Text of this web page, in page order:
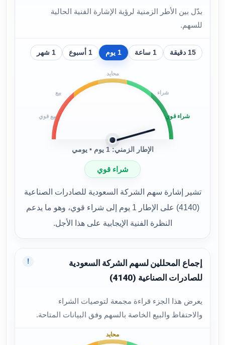
بدّل بين الأطر الزمنية لرؤية الإشارة الفنية الحالية
للسهم.
15 دقيقة 1 ساعة 1 يوم 1 أسبوع 1 شهر
بيع قوي
بيع
محايد
شراء
شراء قوي
الإطار الزمني: 1 يوم • يومي
شراء قوي
تشير إشارة سهم الشركة السعودية للصادرات الصناعية
(4140) على الإطار 1 يوم إلى شراء قوي، وهو ما يدعم
النظرة الفنية الإيجابية على هذا الأجل.
إجماع المحللين لسهم الشركة السعودية
للصادرات الصناعية (4140)
يعرض هذا الجزء قراءة مجمعة لتوصيات الشراء
والاحتفاظ والبيع الخاصة بالسهم وفق البيانات المتاحة.
!
محايد